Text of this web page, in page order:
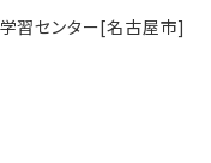
習センター[名古屋市]